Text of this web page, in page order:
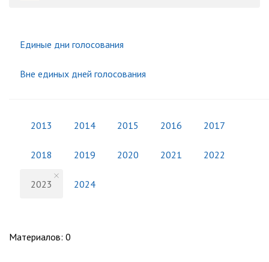
Единые дни голосования
Вне единых дней голосования
2013 2014 2015 2016 2017
2018 2019 2020 2021 2022
2023 2024
Материалов: 0